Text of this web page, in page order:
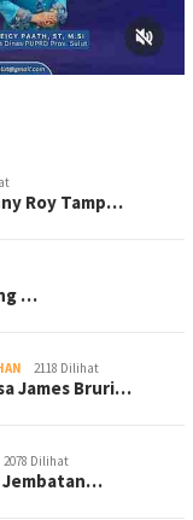
Roy Tamp…
…
2118 Dilihat
James Bruri…
2078 Dilihat
Jembatan…